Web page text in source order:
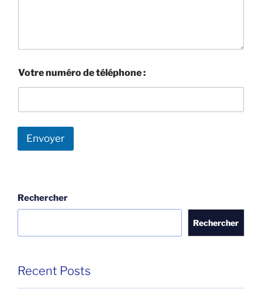
u
m
*
e
g
e
Votre numéro de téléphone :
Envoyer
Rechercher
Rechercher
Recent Posts